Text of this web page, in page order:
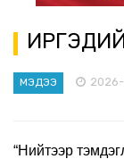
МЭДЭЭ
“Нийтээр